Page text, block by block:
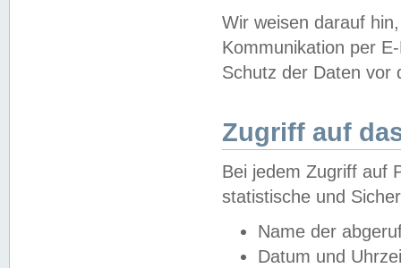
Wir weisen darauf
Kommunikation per
Schutz der Daten vor
Zugriff auf
Bei jedem Zugriff auf
statistische und
Name der
Datum und